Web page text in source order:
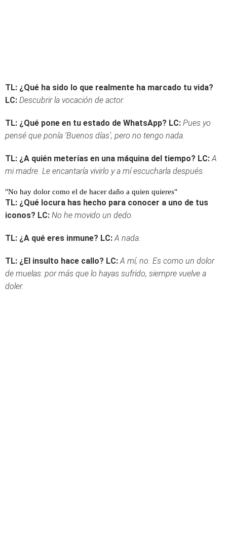
TL: ¿Qué ha sido lo que realmente ha marcado tu vida?
LC: Descubrir la vocación de actor.
TL: ¿Qué pone en tu estado de WhatsApp? LC: Pues yo
pensé que ponía ‘Buenos días’, pero no tengo nada.
TL: ¿A quién meterías en una máquina del tiempo? LC: A
mi madre. Le encantaría vivirlo y a mí escucharla después.
"No hay dolor como el de hacer daño a quien quieres"
TL: ¿Qué locura has hecho para conocer a uno de tus
iconos? LC: No he movido un dedo.
TL: ¿A qué eres inmune? LC: A nada.
TL: ¿El insulto hace callo? LC: A mí, no. Es como un dolor
de muelas: por más que lo hayas sufrido, siempre vuelve a
doler.